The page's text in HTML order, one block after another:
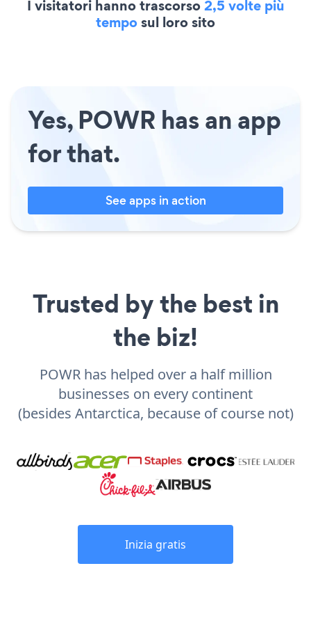
I visitatori hanno trascorso2,5 volte più
temposul loro sito
Yes, POWR has an app
for that.
See apps in action
Trusted by the best in
the biz!
POWR has helped over a half million
businesses on every continent
(besides Antarctica, because of course not)
Inizia gratis